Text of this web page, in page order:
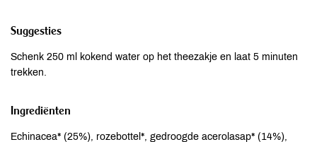
Suggesties
Schenk 250 ml kokend water op het theezakje en laat 5 minuten
trekken.
Ingrediënten
Echinacea* (25%), rozebottel*, gedroogde acerolasap* (14%),